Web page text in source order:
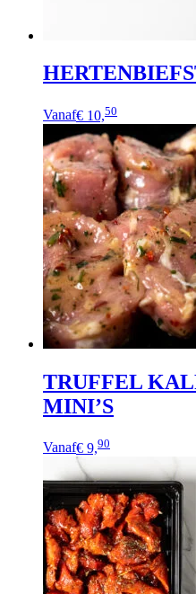
Vanaf€ 10,50
TRUFFEL
MINI’S
Vanaf€ 9,90